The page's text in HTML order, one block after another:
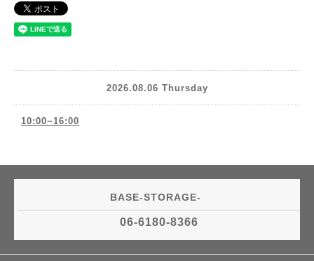
2026.08.06 Thursday
10:00~16:00
BASE-STORAGE-
06-6180-8366